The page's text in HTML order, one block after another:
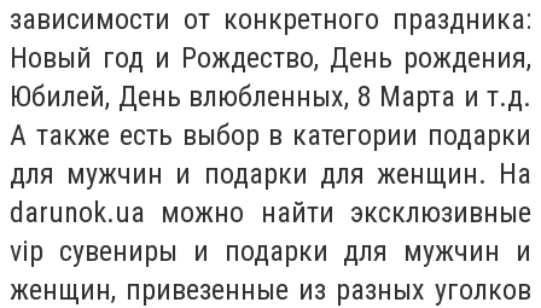
зависимости от конкретного праздника:
Новый год и Рождество, День рождения,
Юбилей, День влюбленных, 8 Марта и т.д.
А также есть выбор в категории подарки
для мужчин и подарки для женщин. На
darunok.ua можно найти эксклюзивные
vip сувениры и подарки для мужчин и
женщин, привезенные из разных уголков